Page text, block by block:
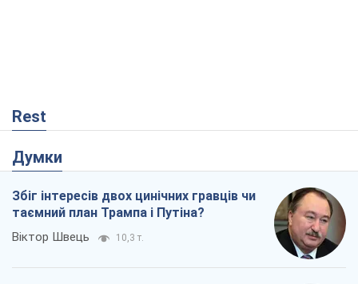
Rest
Думки
Збіг інтересів двох цинічних гравців чи
таємний план Трампа і Путіна?
Віктор Швець 10,3 т.